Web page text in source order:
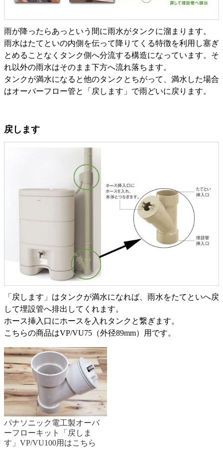
雨が降ったらあっという間に雨水がタンクに溜まります。
雨水はたてといの内側を伝って降りてくる特徴を利用し塞ぎ
とめることなくタンク側へ分流する構造になっています。そ
れ以外の雨水はそのまま下方へ流れ落ちます。
タンクが満水になると他のタンクとちがって、満水した場合
はオーバーフロー管と「戻します」で雨どいに戻ります。
戻します
「戻します」はタンクが満水になれば、雨水をたてといへ戻
して埋設管へ排出してくれます。
ホース挿入口にホースを入れタンクと繋ぎます。
こちらの商品はVP/VU75（外径89mm）用です。
パナソニック電工製オーバ
ーフローキット「戻しま
す」VP/VU100用はこちら